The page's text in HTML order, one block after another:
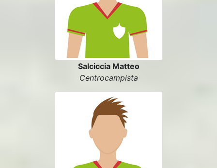
Salciccia Matteo
Centrocampista